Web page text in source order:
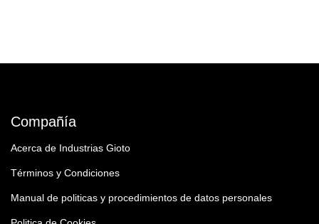
Compañía
Acerca de Industrias Gioto
Términos y Condiciones
Manual de politicas y procedimientos de datos personales